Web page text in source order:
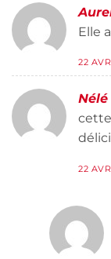
Elle
22
Nélé
22